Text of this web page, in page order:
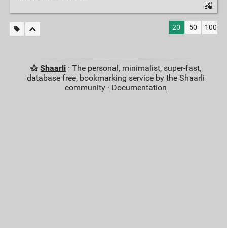
20 50 100
Shaarli · The personal, minimalist, super-fast,
database free, bookmarking service by the Shaarli
community · Documentation